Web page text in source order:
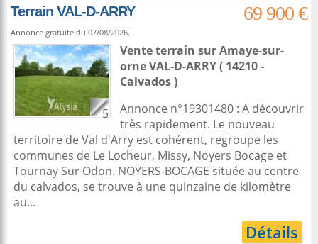
Terrain VAL-D-ARRY
69 900 €
Annonce gratuite du 07/08/2026.
5
Vente terrain surAmaye-sur-
orneVAL-D-ARRY ( 14210 -
Calvados )
Annonce n°19301480 : A découvrir
très rapidement. Le nouveau
territoire de Val d'Arry est cohérent, regroupe les
communes de Le Locheur, Missy, Noyers Bocage et
Tournay Sur Odon. NOYERS-BOCAGE située au centre
du calvados, se trouve à une quinzaine de kilomètre
au...
Détails